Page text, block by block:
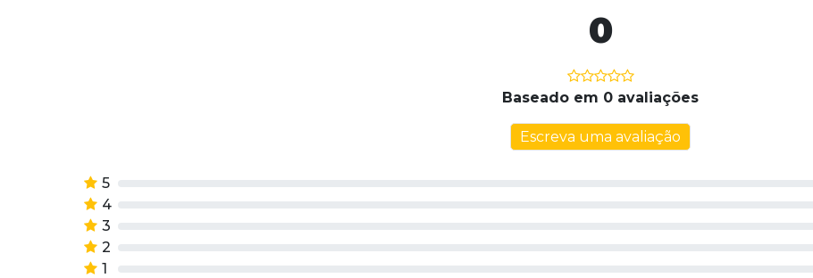
0
Baseado em 0 avaliações
Escreva uma avaliação
5
4
3
2
1